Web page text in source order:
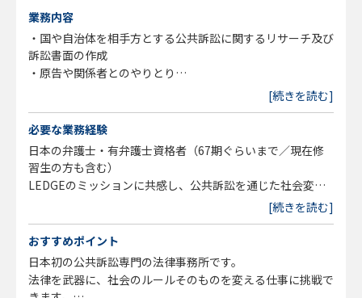
業務内容
・国や自治体を相手方とする公共訴訟に関するリサーチ及び
訴訟書面の作成
・原告や関係者とのやりとり
・市民団体などのコミュニティ作成
・メディア対応など
事業の状況の変化等により、事務所の指示する職務内容へ変
[続きを読む]
必要な業務経験
日本の弁護士・有弁護士資格者（67期ぐらいまで／現在修
習生の方も含む）
LEDGEのミッションに共感し、公共訴訟を通じた社会変革
【歓迎スキル】
公共訴訟に関わった経験
英語能力
[続きを読む]
おすすめポイント
日本初の公共訴訟専門の法律事務所です。
法律を武器に、社会のルールそのものを変える仕事に挑戦で